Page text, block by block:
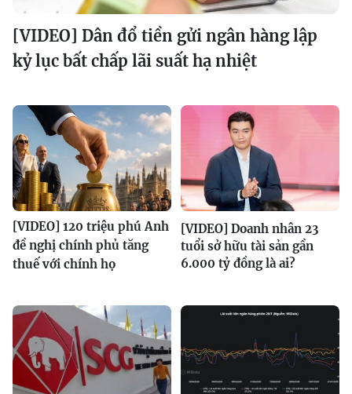
[VIDEO] Dân đổ tiền gửi ngân hàng lập
kỷ lục bất chấp lãi suất hạ nhiệt
[VIDEO] 120 triệu phú Anh
đề nghị chính phủ tăng
thuế với chính họ
[VIDEO] Doanh nhân 23
tuổi sở hữu tài sản gần
6.000 tỷ đồng là ai?